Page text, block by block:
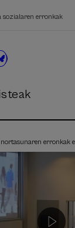
sozialaren erronkak
erronkak